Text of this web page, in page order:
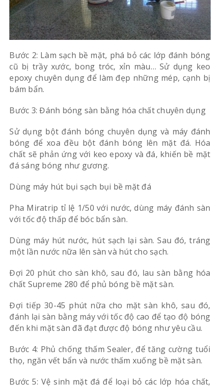
Bước 2: Làm sạch bề mặt, phá bỏ các lớp đánh bóng
cũ bị trầy xước, bong tróc, xỉn màu… Sử dụng keo
epoxy chuyên dụng để làm đẹp những mép, cạnh bị
bám bẩn.
Bước 3: Đánh bóng sàn bằng hóa chất chuyên dụng
Sử dụng bột đánh bóng chuyên dụng và máy đánh
bóng để xoa đều bột đánh bóng lên mặt đá. Hóa
chất sẽ phản ứng với keo epoxy và đá, khiến bề mặt
đá sáng bóng như gương.
Dùng máy hút bụi sạch bụi bề mặt đá
Pha Miratrip tỉ lệ 1/50 với nước, dùng máy đánh sàn
với tốc độ thấp để bóc bẩn sàn.
Dùng máy hút nước, hút sạch lại sàn. Sau đó, tráng
một lần nước nữa lên sàn và hút cho sạch.
Đợi 20 phút cho sàn khô, sau đó, lau sàn bằng hóa
chất Supreme 280 để phủ bóng bề mặt sàn.
Đợi tiếp 30-45 phút nữa cho mặt sàn khô, sau đó,
đánh lại sàn bằng máy với tốc độ cao để tạo độ bóng
đến khi mặt sàn đã đạt được độ bóng như yêu cầu.
Bước 4: Phủ chống thấm Sealer, để tăng cường tuổi
thọ, ngăn vết bẩn và nước thấm xuống bề mặt sàn.
Bước 5: Vệ sinh mặt đá để loại bỏ các lớp hóa chất,